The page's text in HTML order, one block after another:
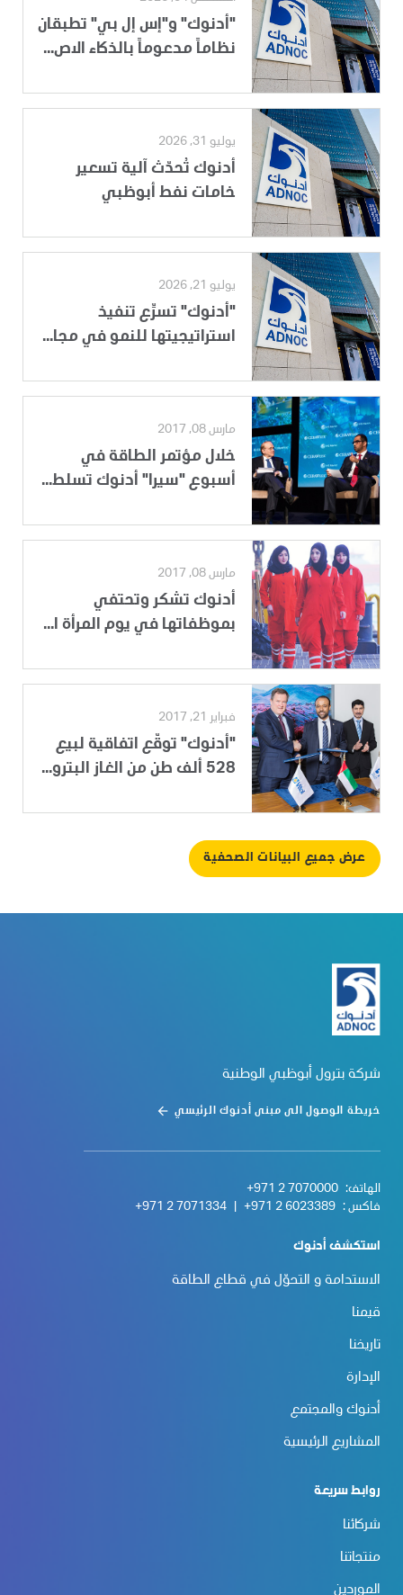
"أدنوك" و"إس إل بي" تطبقان
نظاماً مدعوماً بالذكاء الاص...
يوليو 31, 2026
أدنوك تُحدّث آلية تسعير
خامات نفط أبوظبي
يوليو 21, 2026
"أدنوك" تسرِّع تنفيذ
استراتيجيتها للنمو في مجا...
مارس 08, 2017
خلال مؤتمر الطاقة في
أسبوع "سيرا" أدنوك تسلط...
مارس 08, 2017
أدنوك تشكر وتحتفي
بموظفاتها في يوم المرأة ا...
فبراير 21, 2017
"أدنوك" توقّع اتفاقية لبيع
528 ألف طن من الغاز البترو...
عرض جميع البيانات الصحفية
شركة بترول أبوظبي الوطنية
خريطة الوصول الى مبنى أدنوك الرئيسي
الهاتف: +971 2 7070000
فاكس : +971 2 6023389
+971 2 7071334
استكشف أدنوك
الاستدامة و التحوّل في قطاع الطاقة
قيمنا
تاريخنا
الإدارة
أدنوك والمجتمع
المشاريع الرئيسية
روابط سريعة
شركائنا
منتجاتنا
الموردين